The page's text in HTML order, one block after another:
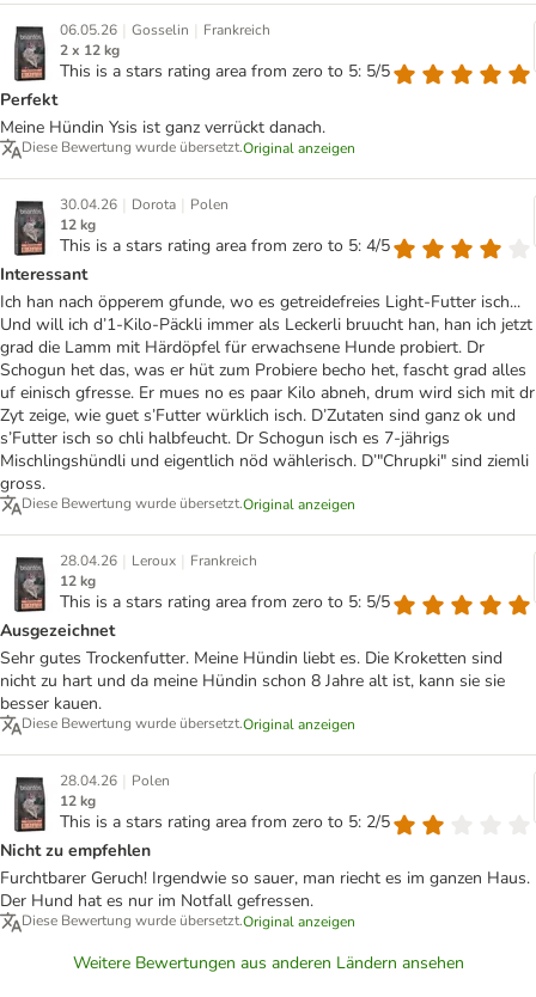
06.05.26 | Gosselin | Frankreich
2 x 12 kg
This is a stars rating area from zero to 5: 5/5
Perfekt
Meine Hündin Ysis ist ganz verrückt danach.
Diese Bewertung wurde übersetzt.Original anzeigen
30.04.26 | Dorota | Polen
12 kg
This is a stars rating area from zero to 5: 4/5
Interessant
Ich han nach öpperem gfunde, wo es getreidefreies Light-Futter isch...
Und will ich d’1-Kilo-Päckli immer als Leckerli bruucht han, han ich jetzt
grad die Lamm mit Härdöpfel für erwachsene Hunde probiert. Dr
Schogun het das, was er hüt zum Probiere becho het, fascht grad alles
uf einisch gfresse. Er mues no es paar Kilo abneh, drum wird sich mit dr
Zyt zeige, wie guet s’Futter würklich isch. D’Zutaten sind ganz ok und
s’Futter isch so chli halbfeucht. Dr Schogun isch es 7-jährigs
Mischlingshündli und eigentlich nöd wählerisch. D’"Chrupki" sind ziemli
gross.
Diese Bewertung wurde übersetzt.Original anzeigen
28.04.26 | Leroux | Frankreich
12 kg
This is a stars rating area from zero to 5: 5/5
Ausgezeichnet
Sehr gutes Trockenfutter. Meine Hündin liebt es. Die Kroketten sind
nicht zu hart und da meine Hündin schon 8 Jahre alt ist, kann sie sie
besser kauen.
Diese Bewertung wurde übersetzt.Original anzeigen
28.04.26 | Polen
12 kg
This is a stars rating area from zero to 5: 2/5
Nicht zu empfehlen
Furchtbarer Geruch! Irgendwie so sauer, man riecht es im ganzen Haus.
Der Hund hat es nur im Notfall gefressen.
Diese Bewertung wurde übersetzt.Original anzeigen
Weitere Bewertungen aus anderen Ländern ansehen